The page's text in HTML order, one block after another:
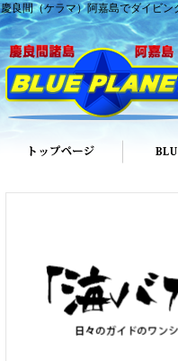
慶良間（ケラマ）阿嘉島でダイビ